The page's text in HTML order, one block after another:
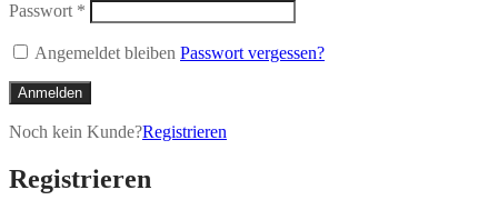
Passwort *
Angemeldet bleiben Passwort vergessen?
Anmelden
Noch kein Kunde?Registrieren
Registrieren